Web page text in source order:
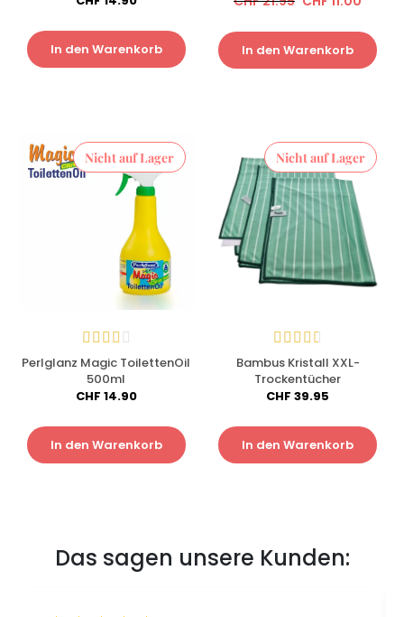
In den Warenkorb In den Warenkorb
Nicht auf Lager
Perlglanz Magic ToilettenOil
500ml
CHF 14.90
In den Warenkorb
Nicht auf Lager
Bambus Kristall XXL-
Trockentücher
CHF 39.95
In den Warenkorb
Das sagen unsere Kunden: